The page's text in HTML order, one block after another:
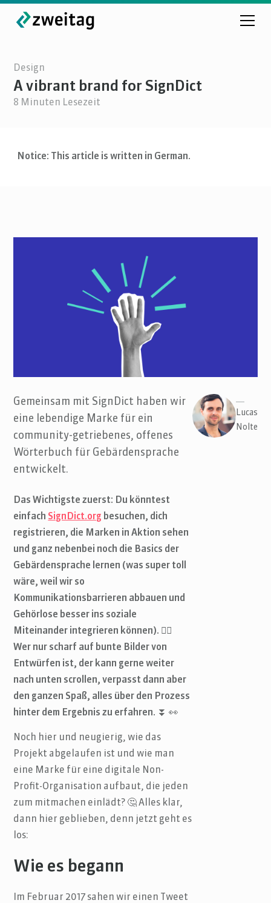
Design
A vibrant brand for SignDict
8 Minuten Lesezeit
Notice: This article is written in German.
Gemeinsam mit SignDict haben wir
eine lebendige Marke für ein
community-getriebenes, offenes
Wörterbuch für Gebärdensprache
entwickelt.
Das Wichtigste zuerst: Du könntest
einfach SignDict.org besuchen, dich
registrieren, die Marken in Aktion sehen
und ganz nebenbei noch die Basics der
Gebärdensprache lernen (was super toll
wäre, weil wir so
Kommunikationsbarrieren abbauen und
Gehörlose besser ins soziale
Miteinander integrieren können). 👍🏼
Wer nur scharf auf bunte Bilder von
Entwürfen ist, der kann gerne weiter
nach unten scrollen, verpasst dann aber
den ganzen Spaß, alles über den Prozess
hinter dem Ergebnis zu erfahren. ⏬ 👀
Noch hier und neugierig, wie das
Projekt abgelaufen ist und wie man
eine Marke für eine digitale Non-
Profit-Organisation aufbaut, die jeden
zum mitmachen einlädt? 🤔 Alles klar,
dann hier geblieben, denn jetzt geht es
los:
Wie es begann
Im Februar 2017 sahen wir einen Tweet
Lucas
Nolte